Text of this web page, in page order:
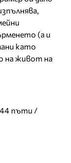
(а и
като
на живот на
пъти /